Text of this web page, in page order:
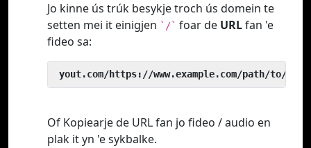
Jo kinne ús trúk besykje troch ús domein te
setten mei it einigjen `/` foar de URLfan 'e
fideo sa:
yout.com/https://www.example.com/path/to/
Of Kopiearje de URL fan jo fideo / audio en
plak it yn 'e sykbalke.